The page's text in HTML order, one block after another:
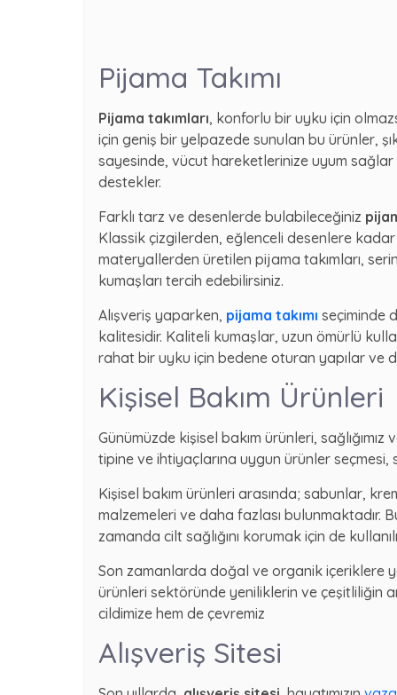
Pijama Takımı
Pijama takımları, konforlu bir uyku için
için geniş bir yelpazede sunulan bu ürünler,
sayesinde, vücut hareketlerinize uyum
destekler.
Farklı tarz ve desenlerde bulabileceğiniz
Klassik çizgilerden, eğlenceli desenlere
materyallerden üretilen pijama takımları,
kumaşları tercih edebilirsiniz.
Alışveriş yaparken, pijama takımı seçiminde
kalitesidir. Kaliteli kumaşlar, uzun ömürlü
rahat bir uyku için bedene oturan yapılar ve
Kişisel Bakım Ürünleri
Günümüzde kişisel bakım ürünleri,
tipine ve ihtiyaçlarına uygun ürünler seçmesi,
Kişisel bakım ürünleri arasında; sabunlar,
malzemeleri ve daha fazlası bulunmaktadır.
zamanda cilt sağlığını korumak için de
Son zamanlarda doğal ve organik içeriklere
ürünleri sektöründe yeniliklerin ve çeşitliliğin
cildimize hem de çevremiz
Alışveriş Sitesi